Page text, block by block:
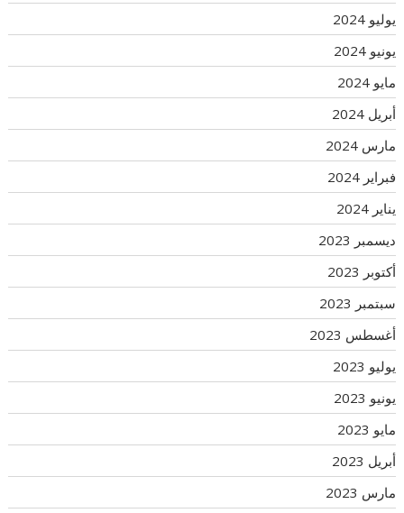
يوليو 2024
يونيو 2024
مايو 2024
أبريل 2024
مارس 2024
فبراير 2024
يناير 2024
ديسمبر 2023
أكتوبر 2023
سبتمبر 2023
أغسطس 2023
يوليو 2023
يونيو 2023
مايو 2023
أبريل 2023
مارس 2023